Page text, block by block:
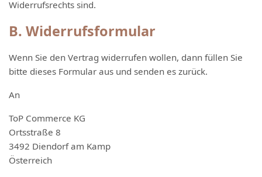
Widerrufsrechts sind.
B. Widerrufsformular
Wenn Sie den Vertrag widerrufen wollen, dann füllen Sie
bitte dieses Formular aus und senden es zurück.
An
ToP Commerce KG
Ortsstraße 8
3492 Diendorf am Kamp
Österreich